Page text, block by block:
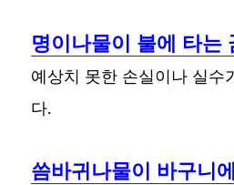
명이나물이 불에 타는
예상치 못한 손실이나 실수
다.
씀바귀나물이 바구니